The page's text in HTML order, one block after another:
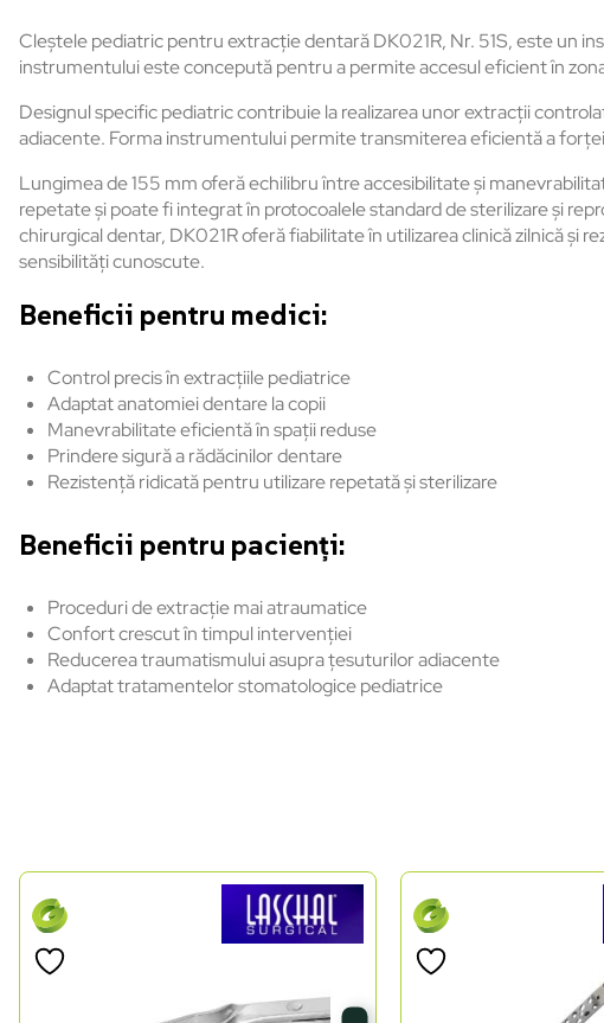
Cleștele pediatric pentru extracție dentară DK021R, Nr. 51S, este un
instrumentului este concepută pentru a permite accesul eficient în
Designul specific pediatric contribuie la realizarea unor extracții
adiacente. Forma instrumentului permite transmiterea eficientă a
Lungimea de 155 mm oferă echilibru între accesibilitate și
repetate și poate fi integrat în protocoalele standard de sterilizare și
chirurgical dentar, DK021R oferă fiabilitate în utilizarea clinică zilnică și
sensibilități cunoscute.
Beneficii pentru medici:
Control precis în extracțiile pediatrice
Adaptat anatomiei dentare la copii
Manevrabilitate eficientă în spații reduse
Prindere sigură a rădăcinilor dentare
Rezistență ridicată pentru utilizare repetată și sterilizare
Beneficii pentru pacienți:
Proceduri de extracție mai atraumatice
Confort crescut în timpul intervenției
Reducerea traumatismului asupra țesuturilor adiacente
Adaptat tratamentelor stomatologice pediatrice